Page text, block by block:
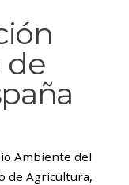
de
Ambiente del
de Agricultura,